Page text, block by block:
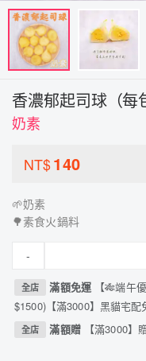
香濃郁起司球（每
奶素
NT$140
🌱奶素
🌳素食火鍋料
-
全店 滿額免運
【🎋端午
$1500)【滿3000】黑貓宅配
全店 滿額贈 【滿3000